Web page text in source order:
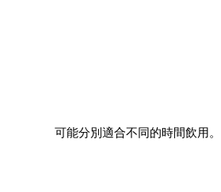
可能分別適合不同的時間飲用